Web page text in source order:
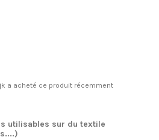
a acheté ce produit récemment
utilisables sur du textile